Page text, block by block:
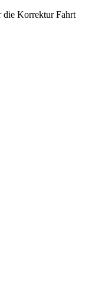
die Korrektur Fahrt